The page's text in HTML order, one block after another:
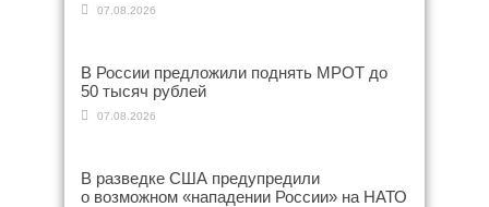
07.08.2026
В России предложили поднять МРОТ до
50 тысяч рублей
07.08.2026
В разведке США предупредили
о возможном «нападении России» на НАТО